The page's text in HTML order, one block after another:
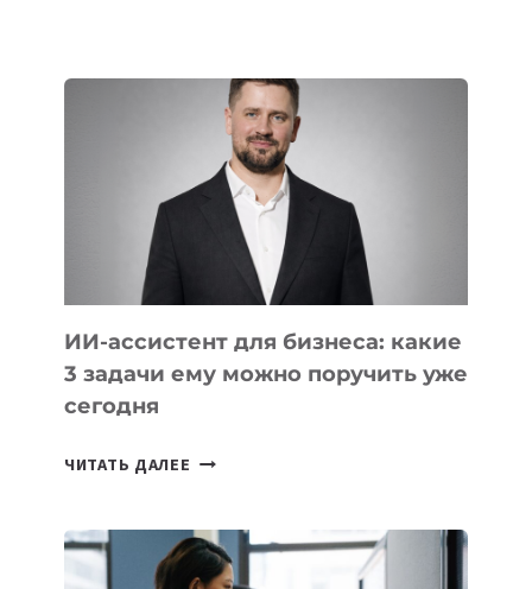
КОТОРЫЕ
РАЗВИВАЮТ
ТЕХНОЛОГИЧЕСКОЕ
ОБРАЗОВАНИЕ
ТАДЖИКИСТАНА
ИИ-ассистент для бизнеса: какие
3 задачи ему можно поручить уже
сегодня
ЧИТАТЬ ДАЛЕЕ ИИ-
БИЗНЕСА:
КАКИЕ